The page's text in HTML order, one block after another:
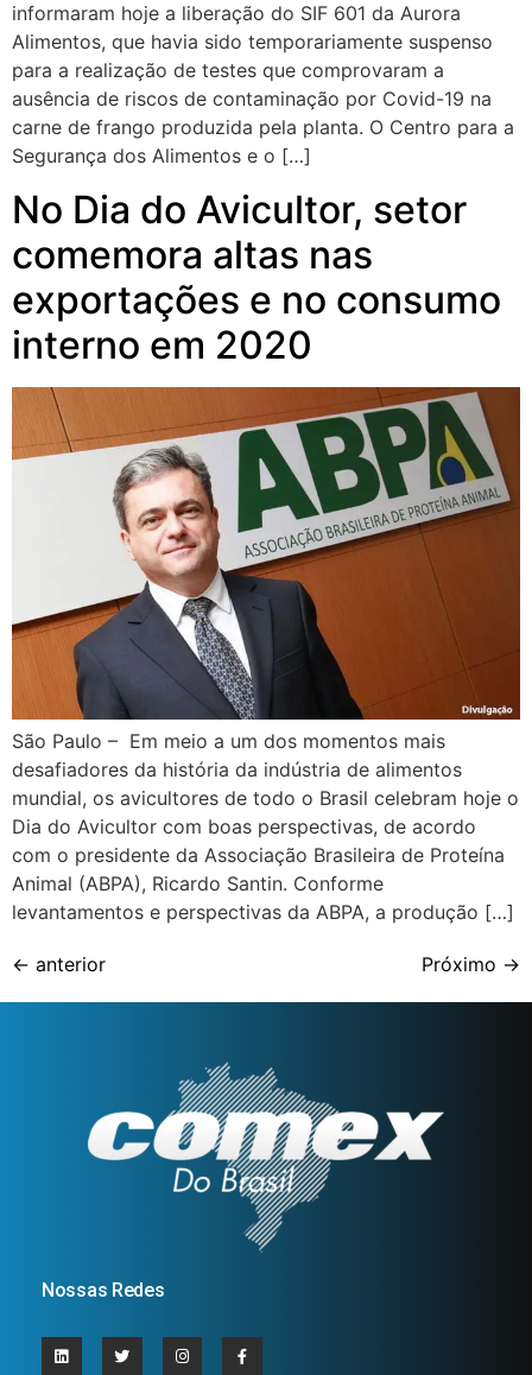
informaram hoje a liberação do SIF 601 da Aurora
Alimentos, que havia sido temporariamente suspenso
para a realização de testes que comprovaram a
ausência de riscos de contaminação por Covid-19 na
carne de frango produzida pela planta. O Centro para a
Segurança dos Alimentos e o […]
No Dia do Avicultor, setor
comemora altas nas
exportações e no consumo
interno em 2020
São Paulo – Em meio a um dos momentos mais
desafiadores da história da indústria de alimentos
mundial, os avicultores de todo o Brasil celebram hoje o
Dia do Avicultor com boas perspectivas, de acordo
com o presidente da Associação Brasileira de Proteína
Animal (ABPA), Ricardo Santin. Conforme
levantamentos e perspectivas da ABPA, a produção […]
← anterior Próximo →
Nossas Redes